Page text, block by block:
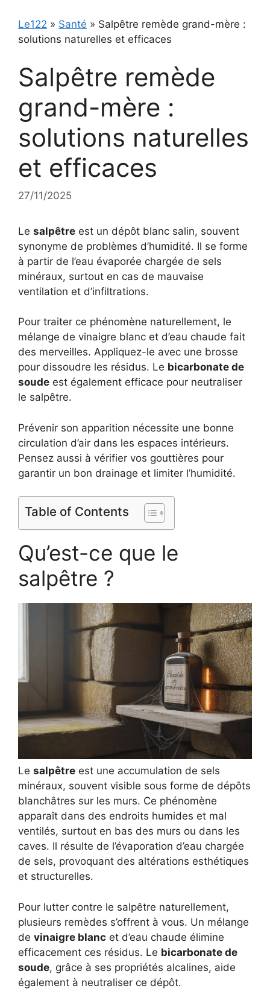
Le122 » Santé » Salpêtre remède grand-mère :
solutions naturelles et efficaces
Salpêtre remède
grand-mère :
solutions naturelles
et efficaces
27/11/2025
Le salpêtre est un dépôt blanc salin, souvent
synonyme de problèmes d’humidité. Il se forme
à partir de l’eau évaporée chargée de sels
minéraux, surtout en cas de mauvaise
ventilation et d’infiltrations.
Pour traiter ce phénomène naturellement, le
mélange de vinaigre blanc et d’eau chaude fait
des merveilles. Appliquez-le avec une brosse
pour dissoudre les résidus. Le bicarbonate de
soude est également efficace pour neutraliser
le salpêtre.
Prévenir son apparition nécessite une bonne
circulation d’air dans les espaces intérieurs.
Pensez aussi à vérifier vos gouttières pour
garantir un bon drainage et limiter l’humidité.
Table of Contents
Qu’est-ce que le
salpêtre ?
Le salpêtre est une accumulation de sels
minéraux, souvent visible sous forme de dépôts
blanchâtres sur les murs. Ce phénomène
apparaît dans des endroits humides et mal
ventilés, surtout en bas des murs ou dans les
caves. Il résulte de l’évaporation d’eau chargée
de sels, provoquant des altérations esthétiques
et structurelles.
Pour lutter contre le salpêtre naturellement,
plusieurs remèdes s’offrent à vous. Un mélange
de vinaigre blanc et d’eau chaude élimine
efficacement ces résidus. Le bicarbonate de
soude, grâce à ses propriétés alcalines, aide
également à neutraliser ce dépôt.